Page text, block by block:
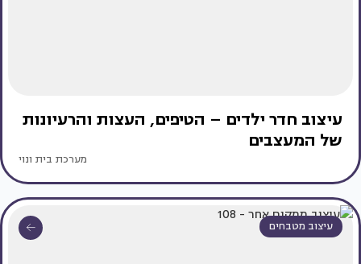
עיצוב חדר ילדים – הטיפים, העצות והרעיונות
של המעצבים
מערכת בית ונוי
עיצוב מטבחים